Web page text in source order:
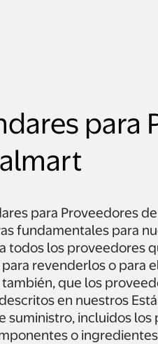
para
para Proveedores
fundamentales para
todos los proveedores
revenderlos o para
también, que los
en nuestros
suministro, incluidos
o